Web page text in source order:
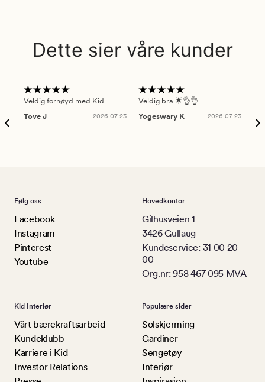
Dette sier våre kunder
Veldig fornøyd med Kid
Tove J
2026-07-23
Veldig bra 🌟👌👌
Yogeswary K
2026-07-23
Følg oss
Facebook
Instagram
Pinterest
Youtube
Hovedkontor
Gilhusveien 1
3426 Gullaug
Kundeservice: 31 00 20
00
Org.nr: 958 467 095 MVA
Kid Interiør
Vårt bærekraftsarbeid
Kundeklubb
Karriere i Kid
Investor Relations
Populære sider
Solskjerming
Gardiner
Sengetøy
Interiør